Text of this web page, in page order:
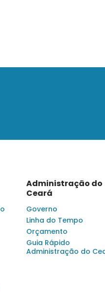
Administração do
Ceará
Governo
Linha do Tempo
Orçamento
Guia Rápido
Administração do